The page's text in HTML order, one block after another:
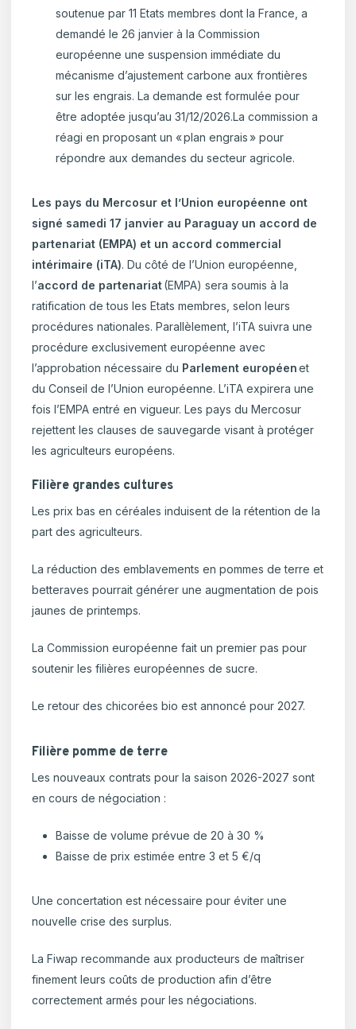
soutenue par 11 Etats membres dont la France, a
demandé le 26 janvier à la Commission
européenne une suspension immédiate du
mécanisme d’ajustement carbone aux frontières
sur les engrais. La demande est formulée pour
être adoptée jusqu’au 31/12/2026.La commission a
réagi en proposant un « plan engrais » pour
répondre aux demandes du secteur agricole.
Les pays du Mercosur et l’Union européenne ont
signé samedi 17 janvier au Paraguay un accord de
partenariat (EMPA) et un accord commercial
intérimaire (iTA). Du côté de l’Union européenne,
l’accord de partenariat(EMPA) sera soumis à la
ratification de tous les Etats membres, selon leurs
procédures nationales. Parallèlement, l’iTA suivra une
procédure exclusivement européenne avec
l’approbation nécessaire du Parlement européenet
du Conseil de l’Union européenne. L’iTA expirera une
fois l’EMPA entré en vigueur. Les pays du Mercosur
rejettent les clauses de sauvegarde visant à protéger
les agriculteurs européens.
Filière grandes cultures
Les prix bas en céréales induisent de la rétention de la
part des agriculteurs.
La réduction des emblavements en pommes de terre et
betteraves pourrait générer une augmentation de pois
jaunes de printemps.
La Commission européenne fait un premier pas pour
soutenir les filières européennes de sucre.
Le retour des chicorées bio est annoncé pour 2027.
Filière pomme de terre
Les nouveaux contrats pour la saison 2026-2027 sont
en cours de négociation :
Baisse de volume prévue de 20 à 30 %
Baisse de prix estimée entre 3 et 5 €/q
Une concertation est nécessaire pour éviter une
nouvelle crise des surplus.
La Fiwap recommande aux producteurs de maîtriser
finement leurs coûts de production afin d’être
correctement armés pour les négociations.